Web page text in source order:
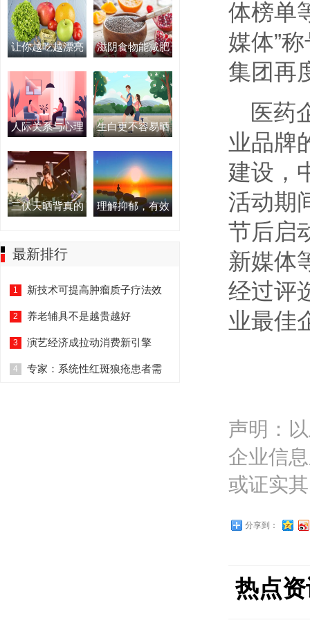
让你越吃越漂亮 滋阴食物能减肥
人际关系与心理 生白更不容易晒
三伏天晒背真的 理解抑郁，有效
最新排行
1 新技术可提高肿瘤质子疗法效
2 养老辅具不是越贵越好
3 演艺经济成拉动消费新引擎
4 专家：系统性红斑狼疮患者需
体榜单
媒体”
集团再
医药
业品牌
建设，
活动期
节后启
新媒体
经过评
业最佳
声明：
企业信
或证实
分享到：
热点